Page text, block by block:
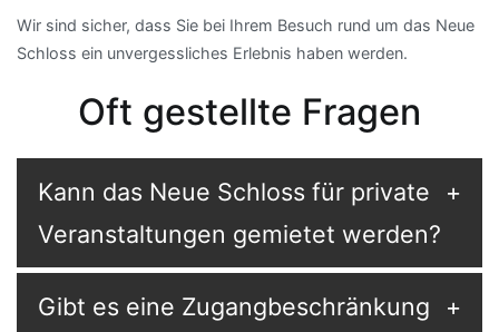
Wir sind sicher, dass Sie bei Ihrem Besuch rund um das Neue
Schloss ein unvergessliches Erlebnis haben werden.
Oft gestellte Fragen
Kann das Neue Schloss für private
Veranstaltungen gemietet werden?
Gibt es eine Zugangbeschränkung